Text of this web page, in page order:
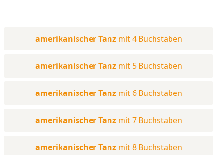
amerikanischer Tanz mit 4 Buchstaben
amerikanischer Tanz mit 5 Buchstaben
amerikanischer Tanz mit 6 Buchstaben
amerikanischer Tanz mit 7 Buchstaben
amerikanischer Tanz mit 8 Buchstaben